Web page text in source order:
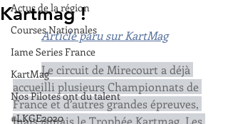
Actus de la région
Courses Nationales
Iame Series France
KartMag
Nos Pilotes ont du talent
#LKGE2020
Kartmag !
	Article paru sur KartMag
Le circuit de Mirecourt a déjà
accueilli plusieurs Championnats de
France et d’autres grandes épreuves,
mais jamais le Trophée Kartmag. Les